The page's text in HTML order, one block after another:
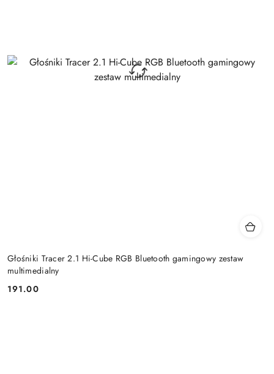
Głośniki Tracer 2.1 Hi-Cube RGB Bluetooth gamingowy zestaw
multimedialny
Cena:
191.00